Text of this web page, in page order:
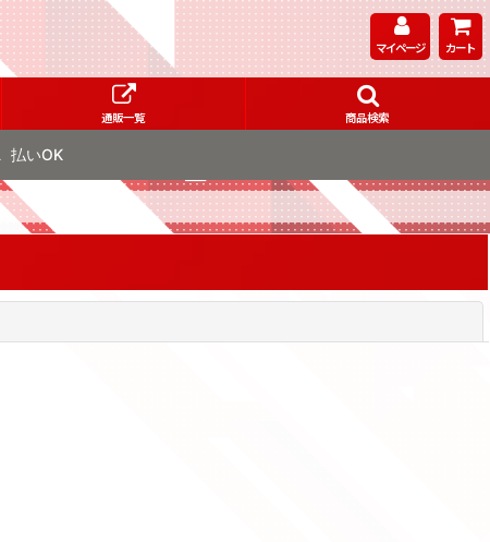
マイページ カート
通販一覧 商品検索
払いOK